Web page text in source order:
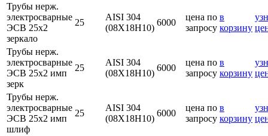
Трубы нерж.
электросварные
ЭСВ 25х2
зеркало
25
AISI 304
(08Х18Н10)
6000
цена по
запросу
в
корзину
Трубы нерж.
электросварные
ЭСВ 25х2 имп
зерк
25
AISI 304
(08Х18Н10)
6000
цена по
запросу
в
корзину
Трубы нерж.
электросварные
ЭСВ 25х2 имп
шлиф
25
AISI 304
(08Х18Н10)
6000
цена по
запросу
в
корзину